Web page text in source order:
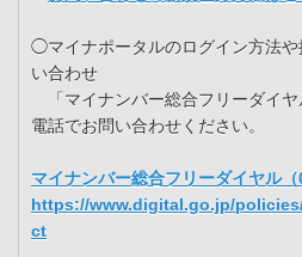
◯マイナポータルのログイン方法や
い合わせ
「マイナンバー総合フリーダイ
電話でお問い合わせください。
マイナンバー総合フリーダイヤル（
https://www.digital.go.jp/
ct